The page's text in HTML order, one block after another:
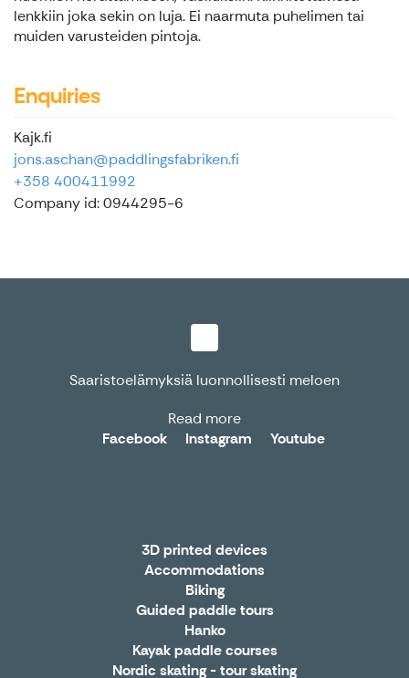
lenkkiin joka sekin on luja. Ei naarmuta puhelimen tai
muiden varusteiden pintoja.
Enquiries
Kajk.fi
jons.aschan@paddlingsfabriken.fi
+358 400411992
Company id: 0944295-6
Saaristoelämyksiä luonnollisesti meloen
Read more
Facebook
Instagram Youtube
3D printed devices
Accommodations
Biking
Guided paddle tours
Hanko
Kayak paddle courses
Nordic skating - tour skating